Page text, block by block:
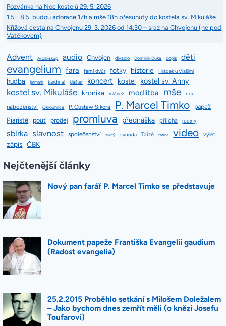
Pozvánka na Noc kostelů 29. 5. 2026
1.5. i 8.5. budou adorace 17h a mše 18h přesunuty do kostela sv. Mikuláše
Křížová cesta na Chvojenu 29. 3. 2026 od 14:30 – sraz na Chvojenu (ne pod
Vatěkovem)
Advent Arcibiskup audio Chvojen divadlo Dominik Duka dopis děti
evangelium fara farní dvůr fotky historie Hrádek u Vlašimi
hudba jarmark kardinál klášter koncert kostel kostel sv. Anny
kostel sv. Mikuláše kronika mládež modlitba mše noc
náboženství Okrouhlice P. Gustaw Sikora P. Marcel Timko
papež
Piaristé
pouť prodej promluva přednáška příloha rodiny
sbírka slavnost společenství svatý synoda Taizé tábor video výlet
zápis ČBK
Nejčtenější články